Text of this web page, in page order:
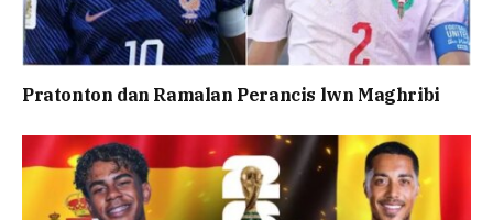
Pratonton dan Ramalan Perancis lwn Maghribi